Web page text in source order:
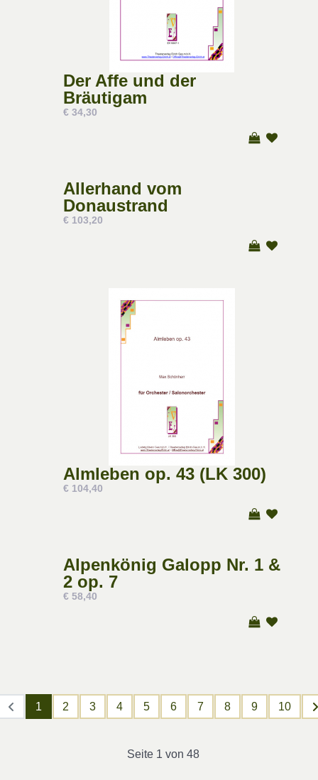
Der Affe und der
Bräutigam
€ 34,30
Allerhand vom
Donaustrand
€ 103,20
Almleben op. 43 (LK 300)
€ 104,40
Alpenkönig Galopp Nr. 1 &
2 op. 7
€ 58,40
1 2 3 4 5 6 7 8 9 10
Seite 1 von 48